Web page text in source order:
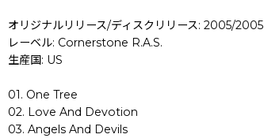
オリジナルリリース/ディスクリリース: 2005/2005
レーベル: Cornerstone R.A.S.
生産国: US
01. One Tree
02. Love And Devotion
03. Angels And Devils